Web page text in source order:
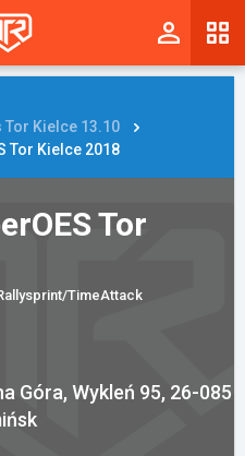
Tor Kielce 13.10
Tor Kielce 2018
Tor
TimeAttack
Góra, Wykleń 95, 26-085